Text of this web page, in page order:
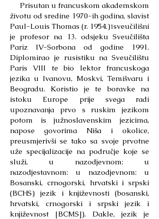
Prisutan u francuskom akademskom
životu od sredine 1970-ih godina, slavist
Paul-Louis Thomas (r. 1954.)1sveučilišni
je profesor na 13. odsjeku Sveučilišta
Pariz IV-Sorbona od godine 1991.
Diplomirao je rusistiku na Sveučilištu
Paris VIII te bio lektor francuskoga
jezika u Ivanovu, Moskvi, Temišvaru i
Beogradu. Koristio je te boravke na
istoku Europe prije svega radi
upoznavanja prvo s ruskim jezikom
potom is južnoslavenskim jezicima,
napose govorima Niša i okolice,
preusmjerivši se tako sa svoje prvotne
uže specijalizacije na područje koje se
služi, u nazodjevnom: u
nazodjestavnom: u nazodjevnom: u
Bosanski, crnogorski, hrvatski i srpski
(BCHS) jezik i književnosti (bosanski,
hrvatski, crnogorski i srpski jezik i
književnost [BCMS]). Dakle, jezik je